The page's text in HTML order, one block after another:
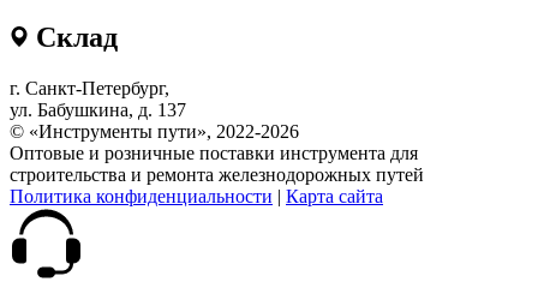
Склад
г. Санкт-Петербург,
ул. Бабушкина, д. 137
© «Инструменты пути», 2022-2026
Оптовые и розничные поставки инструмента для
строительства и ремонта железнодорожных путей
Политика конфиденциальности | Карта сайта